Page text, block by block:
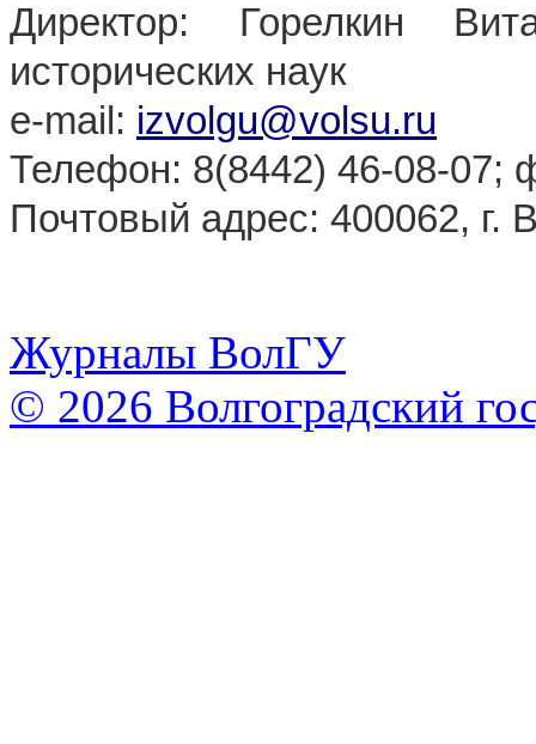
Директор: Горелкин
исторических наук
e-mail: izvolgu@volsu.ru
Телефон: 8(8442) 46-08-07;
Почтовый адрес: 400062, г.
Журналы ВолГУ
© 2026 Волгоградский